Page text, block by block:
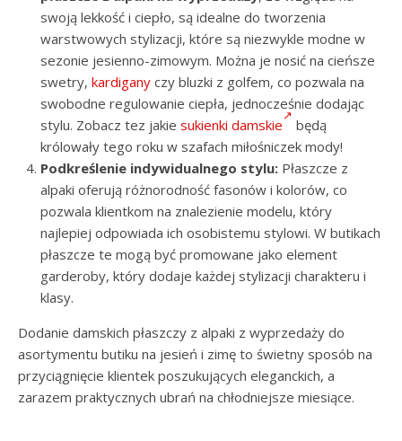
swoją lekkość i ciepło, są idealne do tworzenia
warstwowych stylizacji, które są niezwykle modne w
sezonie jesienno-zimowym. Można je nosić na cieńsze
swetry, kardigany czy bluzki z golfem, co pozwala na
swobodne regulowanie ciepła, jednocześnie dodając
stylu. Zobacz tez jakie sukienki damskie
będą
królowały tego roku w szafach miłośniczek mody!
Podkreślenie indywidualnego stylu: Płaszcze z
alpaki oferują różnorodność fasonów i kolorów, co
pozwala klientkom na znalezienie modelu, który
najlepiej odpowiada ich osobistemu stylowi. W butikach
płaszcze te mogą być promowane jako element
garderoby, który dodaje każdej stylizacji charakteru i
klasy.
Dodanie damskich płaszczy z alpaki z wyprzedaży do
asortymentu butiku na jesień i zimę to świetny sposób na
przyciągnięcie klientek poszukujących eleganckich, a
zarazem praktycznych ubrań na chłodniejsze miesiące.